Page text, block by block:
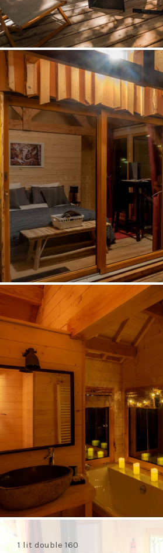
1 lit double 160